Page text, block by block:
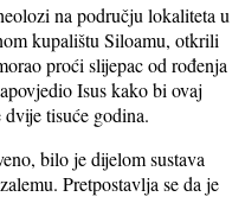
na području lokaliteta u
kupalištu Siloamu, otkrili
proći slijepac od rođenja
Isus kako bi ovaj
tisuće godina.
bilo je dijelom sustava
Pretpostavlja se da je